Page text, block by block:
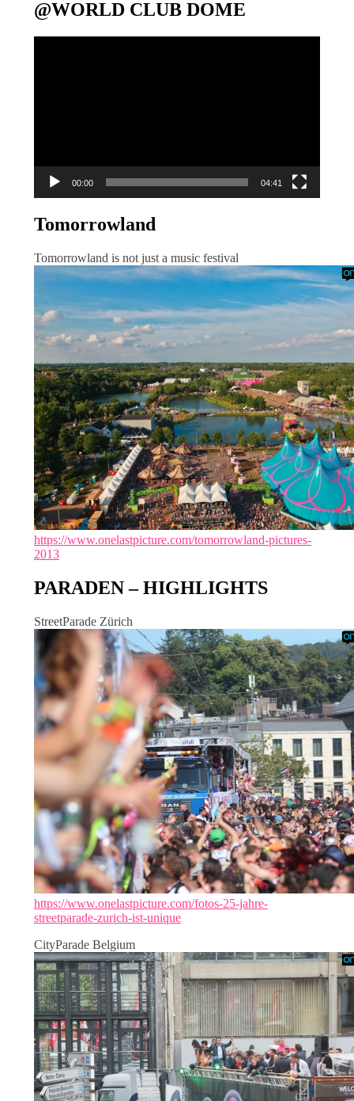
@WORLD CLUB DOME
00:00 04:41
Tomorrowland
Tomorrowland is not just a music festival
https://www.onelastpicture.com/tomorrowland-pictures-
2013
PARADEN – HIGHLIGHTS
StreetParade Zürich
https://www.onelastpicture.com/fotos-25-jahre-
streetparade-zurich-ist-unique
CityParade Belgium